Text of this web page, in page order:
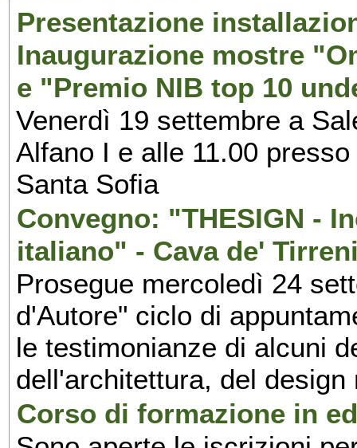
Presentazione
Inaugurazione mostre
e "Premio NIB top 10
Venerdì 19 settembre a
Alfano I e alle 11.00
Santa Sofia
Convegno: "THESIGN -
italiano" - Cava de'
Prosegue mercoledì 24
d'Autore" ciclo di
le testimonianze di alcuni
dell'architettura, del
Corso di formazione in